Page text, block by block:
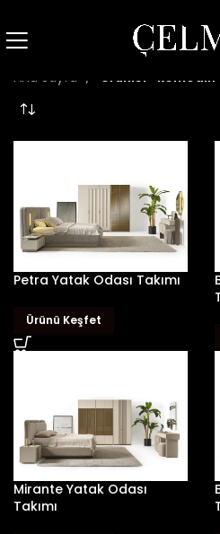
Ana Sayfa Ürünler
Petra Yatak Odası Takımı
Ürünü Keşfet
Mirante Yatak Odası
Takımı